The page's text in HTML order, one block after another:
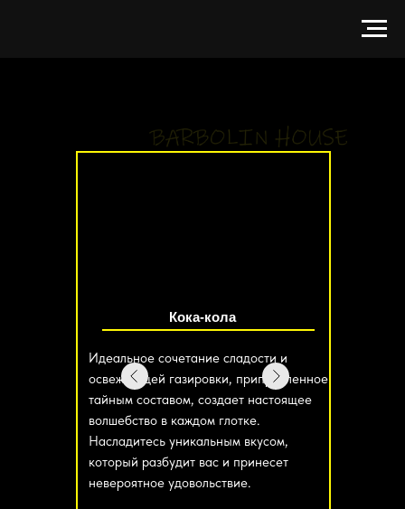
Кока-кола
Идеальное сочетание сладости и
освежающей газировки, приправленное
тайным составом, создает настоящее
волшебство в каждом глотке.
Насладитесь уникальным вкусом,
который разбудит вас и принесет
невероятное удовольствие.